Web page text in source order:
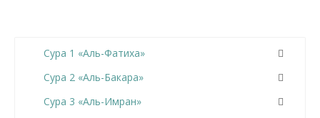
Сура 1 «Аль-Фатиха»
Сура 2 «Аль-Бакара»
Сура 3 «Аль-Имран»